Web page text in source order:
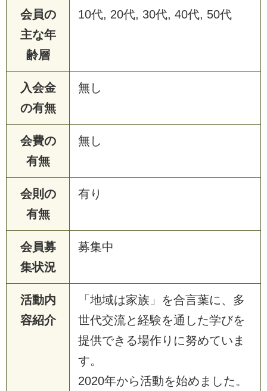
会員の
主な年
齢層
10代, 20代, 30代, 40代, 50代
入会金
の有無
無し
会費の
有無
無し
会則の
有無
有り
会員募
集状況
募集中
活動内
容紹介
「地域は家族」を合言葉に、多
世代交流と経験を通した学びを
提供できる場作りに努めていま
す。
2020年から活動を始めました。